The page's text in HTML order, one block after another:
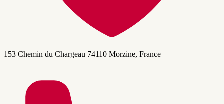
153 Chemin du Chargeau 74110 Morzine, France